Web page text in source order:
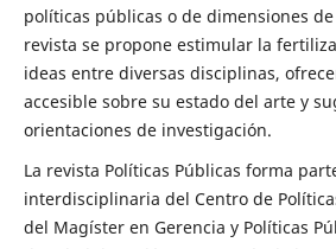
políticas públicas o de dimensiones
revista se propone estimular la
ideas entre diversas disciplinas,
accesible sobre su estado del arte y
orientaciones de investigación.
La revista Políticas Públicas forma
interdisciplinaria del Centro de
del Magíster en Gerencia y Políticas